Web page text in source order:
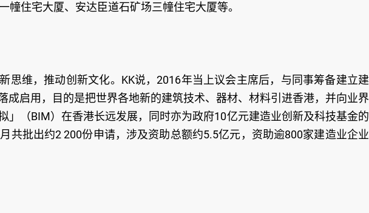
幢住宅大厦、安达臣道石矿场三幢住宅大厦等。
思维，推动创新文化。KK说，2016年当上议会主席后，与同事筹备建立建
成启用，目的是把世界各地新的建筑技术、器材、材料引进香港，并向业界
」（BIM）在香港长远发展，同时亦为政府10亿元建造业创新及科技基金的
共批出约2 200份申请，涉及资助总额约5.5亿元，资助逾800家建造业企业